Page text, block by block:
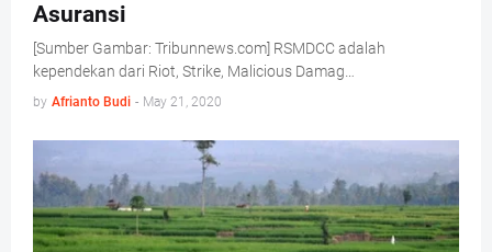
Asuransi
[Sumber Gambar: Tribunnews.com] RSMDCC adalah
kependekan dari Riot, Strike, Malicious Damag…
by Afrianto Budi - May 21, 2020